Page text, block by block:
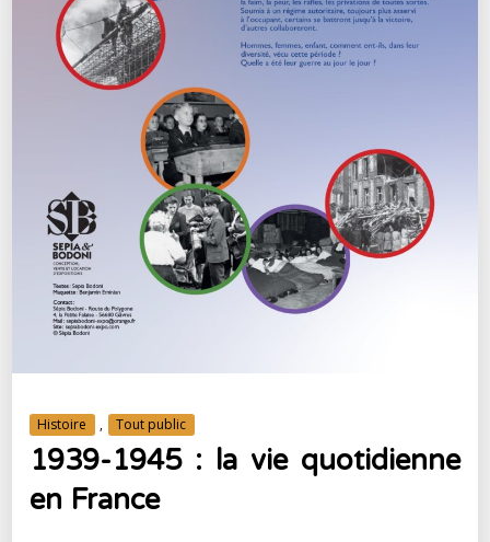
Histoire , Tout public
1939-1945 : la vie quotidienne
en France